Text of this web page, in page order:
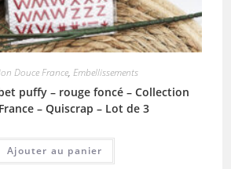
Douce France, Embellissements
puffy – rouge foncé – Collection
– Quiscrap – Lot de 3
Ajouter au panier